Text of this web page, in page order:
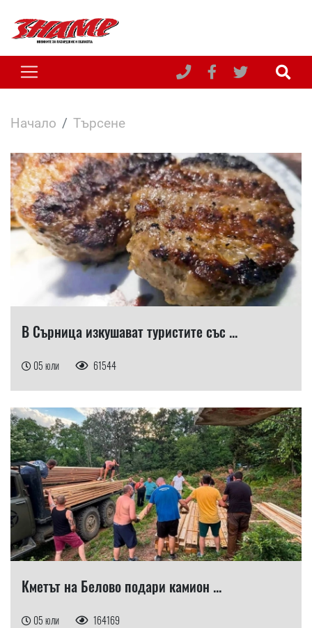
Начало Търсене
В Сърница изкушават туристите със ...
05 юли 61544
Кметът на Белово подари камион ...
05 юли 164169